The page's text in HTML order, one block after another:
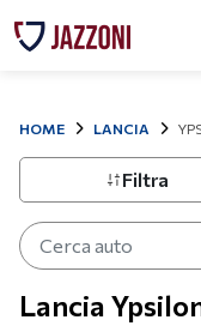
HOME LANCIA
Filtra
Lancia